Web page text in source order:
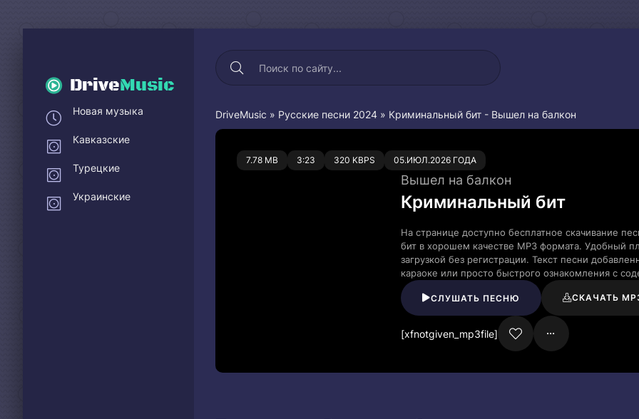
DriveMusic
DriveMusic » Русские песни 2024 » Криминальный бит - Вышел на балкон
7.78 MB 3:23 320 KBPS 05.ИЮЛ.2026 ГОДА
0 0
Вышел на балкон
Криминальный бит
На странице доступно бесплатное скачивание
бит в хорошем качестве MP3 формата. Удобный
загрузкой без регистрации. Текст песни
караоке или просто быстрого ознакомления с
СЛУШАТЬ ПЕСНЮ СКАЧАТЬ
[xfnotgiven_mp3file]
Новая музыка
Кавказские
Турецкие
Украинские